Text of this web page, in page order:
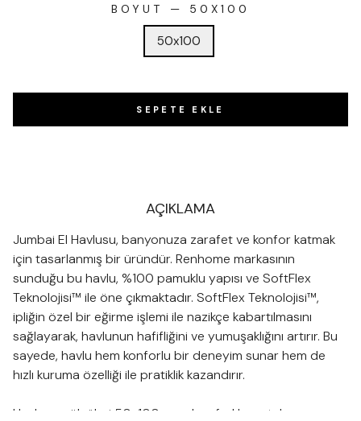
BOYUT — 50X100
50x100
SEPETE EKLE
AÇIKLAMA
Jumbai El Havlusu, banyonuza zarafet ve konfor katmak
için tasarlanmış bir üründür. Renhome markasının
sunduğu bu havlu, %100 pamuklu yapısı ve SoftFlex
Teknolojisi™ ile öne çıkmaktadır. SoftFlex Teknolojisi™,
ipliğin özel bir eğirme işlemi ile nazikçe kabartılmasını
sağlayarak, havlunun hafifliğini ve yumuşaklığını artırır. Bu
sayede, havlu hem konforlu bir deneyim sunar hem de
hızlı kuruma özelliği ile pratiklik kazandırır.
Havlunun ölçüleri 50x100 cm olup, farklı pastel